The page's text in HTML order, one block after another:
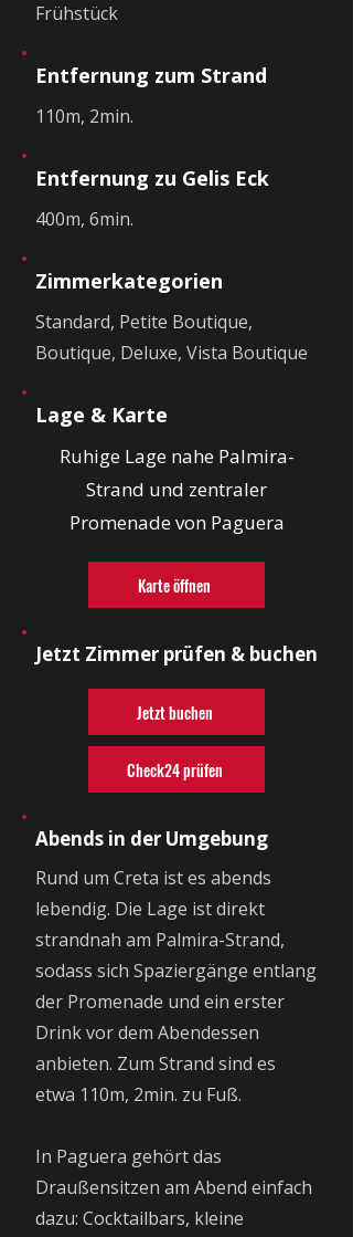
Frühstück
Entfernung zum Strand
110m, 2min.
Entfernung zu Gelis Eck
400m, 6min.
Zimmerkategorien
Standard, Petite Boutique,
Boutique, Deluxe, Vista Boutique
Lage & Karte
Ruhige Lage nahe Palmira-
Strand und zentraler
Promenade von Paguera
Karte öffnen
Jetzt Zimmer prüfen & buchen
Jetzt buchen
Check24 prüfen
Abends in der Umgebung
Rund um Creta ist es abends
lebendig. Die Lage ist direkt
strandnah am Palmira-Strand,
sodass sich Spaziergänge entlang
der Promenade und ein erster
Drink vor dem Abendessen
anbieten. Zum Strand sind es
etwa 110m, 2min. zu Fuß.
In Paguera gehört das
Draußensitzen am Abend einfach
dazu: Cocktailbars, kleine